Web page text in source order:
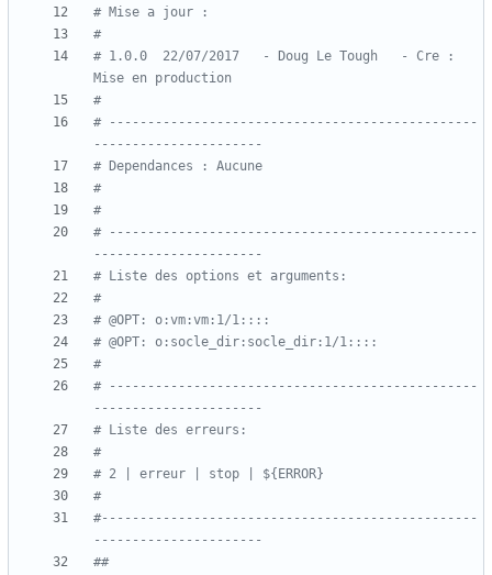
# Mise a jour :
#
# 1.0.0  22/07/2017   - Doug Le Tough   - Cre :
Mise en production
#
# ------------------------------------------------
----------------------
# Dependances : Aucune
#
#
# ------------------------------------------------
----------------------
# Liste des options et arguments:
#
# @OPT: o:vm:vm:1/1::::
# @OPT: o:socle_dir:socle_dir:1/1::::
#
# ------------------------------------------------
----------------------
# Liste des erreurs:
#
# 2 | erreur | stop | ${ERROR}
#
#-------------------------------------------------
----------------------
##